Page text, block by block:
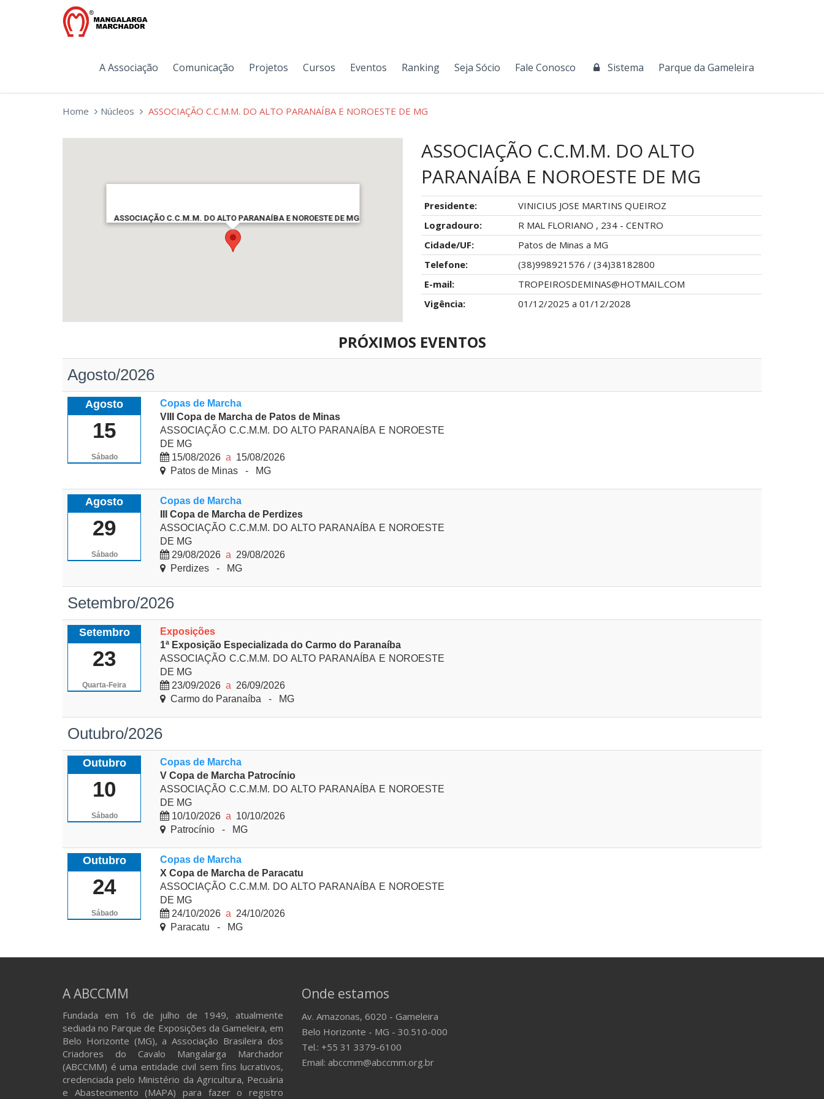
A Associação Comunicação Projetos Cursos Eventos Ranking Seja Sócio Fale Conosco Sistema Parque da Gameleira
Home Núcleos ASSOCIAÇÃO C.C.M.M. DO ALTO PARANAÍBA E NOROESTE DE MG
ASSOCIAÇÃO C.C.M.M. DO ALTO PARANAÍBA E NOROESTE DE MG
ASSOCIAÇÃO C.C.M.M. DO ALTO
PARANAÍBA E NOROESTE DE MG
Presidente:
VINICIUS JOSE MARTINS QUEIROZ
Logradouro:
R MAL FLORIANO , 234 - CENTRO
Cidade/UF:
Patos de Minas a MG
Telefone:
(38)998921576 / (34)38182800
E-mail:
TROPEIROSDEMINAS@HOTMAIL.COM
Vigência:
01/12/2025 a 01/12/2028
PRÓXIMOS EVENTOS
Agosto/2026
Agosto
15
Sábado
Copas de Marcha
VIII Copa de Marcha de Patos de Minas
ASSOCIAÇÃO C.C.M.M. DO ALTO PARANAÍBA E NOROESTE
DE MG
15/08/2026 a 15/08/2026
Patos de Minas - MG
Agosto
29
Sábado
Copas de Marcha
III Copa de Marcha de Perdizes
ASSOCIAÇÃO C.C.M.M. DO ALTO PARANAÍBA E NOROESTE
DE MG
29/08/2026 a 29/08/2026
Perdizes - MG
Setembro/2026
Setembro
23
Quarta-Feira
Exposições
1ª Exposição Especializada do Carmo do Paranaíba
ASSOCIAÇÃO C.C.M.M. DO ALTO PARANAÍBA E NOROESTE
DE MG
23/09/2026 a 26/09/2026
Carmo do Paranaíba - MG
Outubro/2026
Outubro
10
Sábado
Copas de Marcha
V Copa de Marcha Patrocínio
ASSOCIAÇÃO C.C.M.M. DO ALTO PARANAÍBA E NOROESTE
DE MG
10/10/2026 a 10/10/2026
Patrocínio - MG
Outubro
24
Sábado
Copas de Marcha
X Copa de Marcha de Paracatu
ASSOCIAÇÃO C.C.M.M. DO ALTO PARANAÍBA E NOROESTE
DE MG
24/10/2026 a 24/10/2026
Paracatu - MG
A ABCCMM
Fundada em 16 de julho de 1949, atualmente
sediada no Parque de Exposições da Gameleira, em
Belo Horizonte (MG), a Associação Brasileira dos
Criadores do Cavalo Mangalarga Marchador
(ABCCMM) é uma entidade civil sem fins lucrativos,
credenciada pelo Ministério da Agricultura, Pecuária
e Abastecimento (MAPA) para fazer o registro
Onde estamos
Av. Amazonas, 6020 - Gameleira
Belo Horizonte - MG - 30.510-000
Tel.: +55 31 3379-6100
Email: abccmm@abccmm.org.br